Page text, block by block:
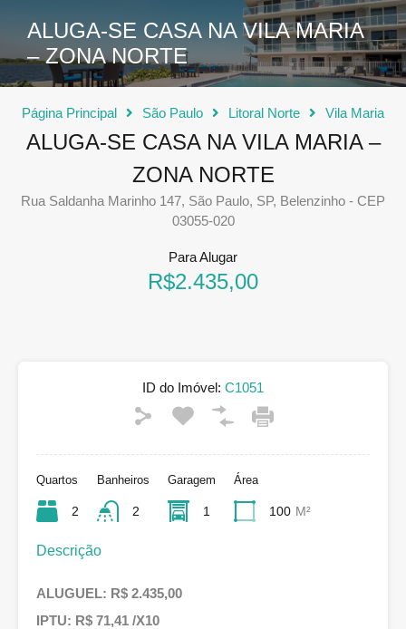
ALUGA-SE CASA NA VILA MARIA
– ZONA NORTE
Página Principal São Paulo Litoral Norte Vila Maria
ALUGA-SE CASA NA VILA MARIA –
ZONA NORTE
Rua Saldanha Marinho 147, São Paulo, SP, Belenzinho - CEP
03055-020
Para Alugar
R$2.435,00
ID do Imóvel: C1051
Quartos
2
Banheiros
2
Garagem
1
Área
100 M²
Descrição
ALUGUEL: R$ 2.435,00
IPTU: R$ 71,41 /X10